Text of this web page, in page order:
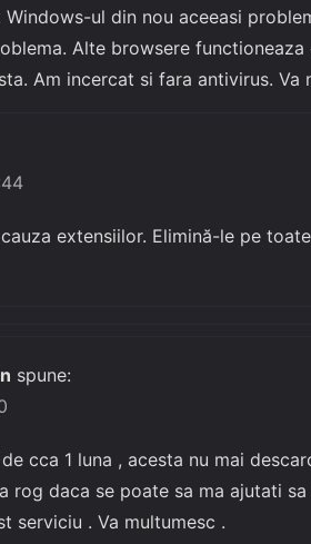
ul din nou aceeasi
Alte browsere
Am incercat si fara antivirus. Va
extensiilor. Elimină-le pe
spune:
cca 1 luna , acesta nu mai
rog daca se poate sa ma ajutati
serviciu . Va multumesc .